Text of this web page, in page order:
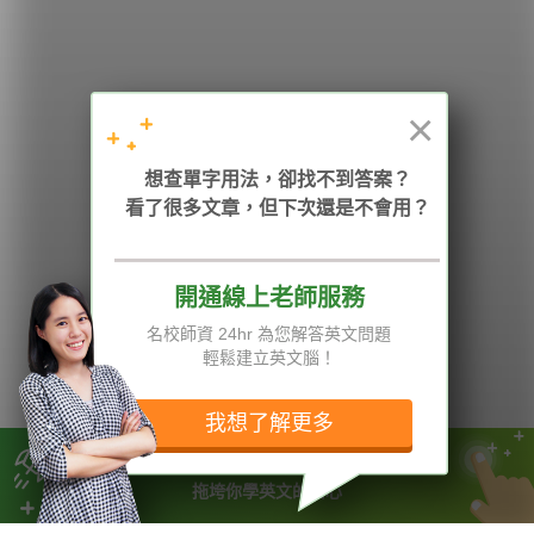
HOPE English 希平方學英文
加入我們 / 追蹤：
電話：02-2727-1778
( 週一至週五 9:00-12:00、13:30-18:00，國定假日除外 )
E-mail：service@hopenglish.com
統編：24746401
攻其不背
精選影片
每日片語
專欄教學
ICRT
翰林
關於我們
媒體報導
隱私權與服務條款
說明與導覽
×
想查單字用法，卻找不到答案？
看了很多文章，但下次還是不會用？
開通線上老師服務
名校師資 24hr 為您解答英文問題
輕鬆建立英文腦！
我想了解更多
拖垮你學英文的信心